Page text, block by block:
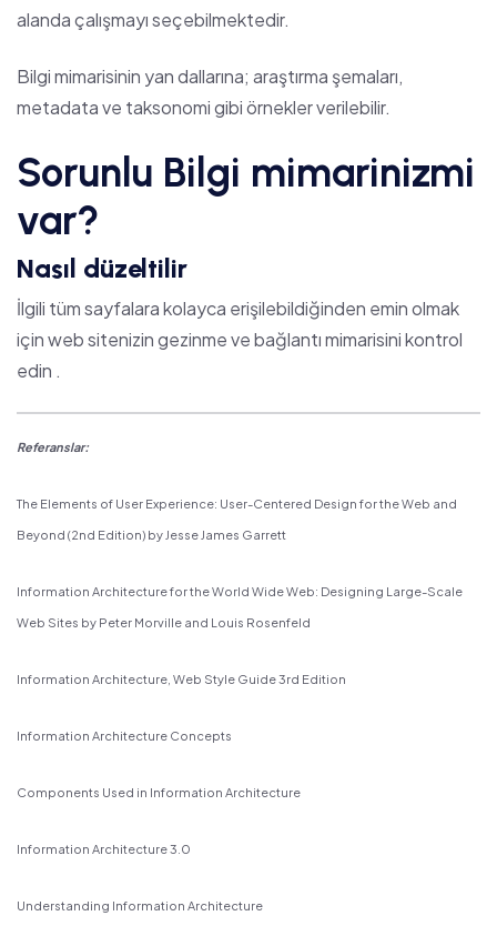
alanda çalışmayı seçebilmektedir.
Bilgi mimarisinin yan dallarına; araştırma şemaları,
metadata ve taksonomi gibi örnekler verilebilir.
Sorunlu Bilgi mimarinizmi
var?
Nasıl düzeltilir
İlgili tüm sayfalara kolayca erişilebildiğinden emin olmak
için web sitenizin gezinme vebağlantı mimarisinikontrol
edin .
Referanslar:
The Elements of User Experience: User-Centered Design for the Web and
Beyond (2nd Edition) by Jesse James Garrett
Information Architecture for the World Wide Web: Designing Large-Scale
Web Sites by Peter Morville and Louis Rosenfeld
Information Architecture , Web Style Guide 3rd Edition
Information Architecture Concepts
Components Used in Information Architecture
Information Architecture 3.0
Understanding Information Architecture